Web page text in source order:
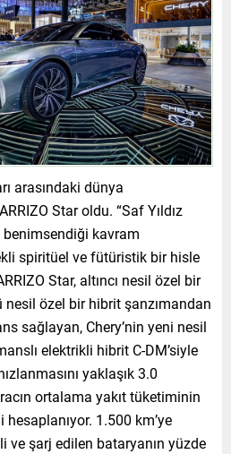
arasındaki dünya
Star oldu. “Saf Yıldız
benimsendiği kavram
spiritüel ve fütüristik bir hisle
Star, altıncı nesil özel bir
özel bir hibrit şanzımandan
sağlayan, Chery’nin yeni nesil
elektrikli hibrit C-DM’siyle
yaklaşık 3.0
ortalama yakıt tüketiminin
1.500 km’ye
ve şarj edilen bataryanın yüzde